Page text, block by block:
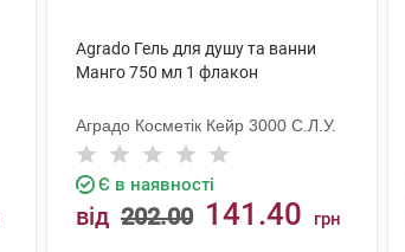
Agrado Гель для душу та ванни
Манго 750 мл 1 флакон
Аградо Косметік Кейр 3000 С.Л.У.
Є в наявності
від 202.00 141.40 грн